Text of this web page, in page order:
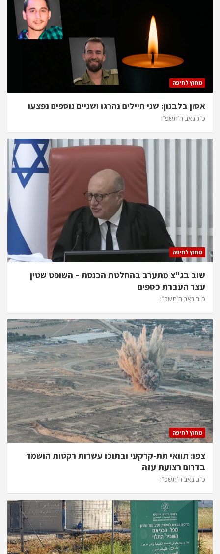
מחוץ לחיפה
אסון בלבנון: שני חיילים נהרגו ושניים נוספים נפצעו
כ״ג באב ה׳תשפ״ו
מחוץ לחיפה
שוב בג"צ מתערב בהחלטת הכנסת – השופט שטין
עצר העברת כספים
כ״ב באב ה׳תשפ״ו
מחוץ לחיפה
צפו: תוואי תת-קרקעי ובתוכו עשרות רקטות הושמד
בדרום רצועת עזה
כ״ב באב ה׳תשפ״ו